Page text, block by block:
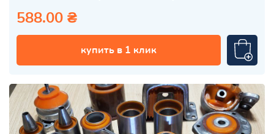
588.00 ₴
купить в 1 клик